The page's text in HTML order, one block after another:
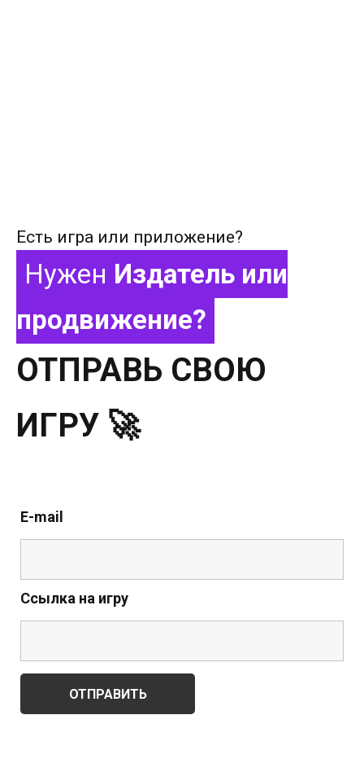
Есть игра или приложение?
Нужен Издатель или
продвижение?
ОТПРАВЬ СВОЮ
ИГРУ 🚀
E-mail
Ссылка на игру